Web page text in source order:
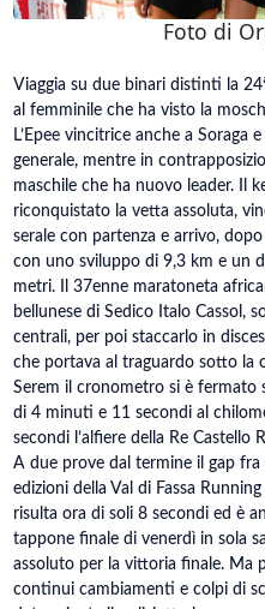
Foto di
Viaggia su due binari distinti la
al femminile che ha visto la
L’Epee vincitrice anche a Soraga
generale, mentre in
maschile che ha nuovo leader. Il
riconquistato la vetta assoluta,
serale con partenza e arrivo,
con uno sviluppo di 9,3 km e un
metri. Il 37enne maratoneta
bellunese di Sedico Italo Cassol,
centrali, per poi staccarlo in
che portava al traguardo sotto la
Serem il cronometro si è fermato
di 4 minuti e 11 secondi al
secondi l’alfiere della Re Castello
A due prove dal termine il gap
edizioni della Val di Fassa
risulta ora di soli 8 secondi ed è
tappone finale di venerdì in sola
assoluto per la vittoria finale. Ma
continui cambiamenti e colpi di